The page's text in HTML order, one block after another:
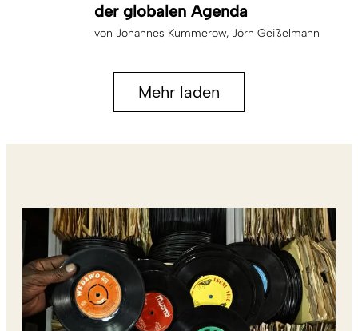
der globalen Agenda
von Johannes Kummerow Jörn Geißelmann
Mehr laden